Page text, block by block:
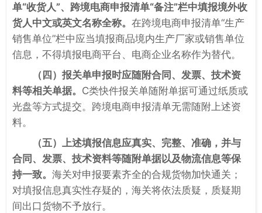
单“收货人”、跨境电商申报清单“备注”栏中填报境外收
货人中文或英文名称全称。 在跨境电商申报清单“生产
销售单位”栏中应当填报商品境内生产厂家或销售单位
信息，不得填报电商平台、电商企业名称作为替代。
（四）报关单申报时应随附合同、发票、技术资
料等相关单据。 C类快件报关单随附单据可通过纸质或
光盘等方式提交。跨境电商申报清单无需随附上述资
料。
（五）上述填报信息应真实、完整、准确，并与
合同、发票、技术资料等随附单据以及物流信息等保
持一致。 海关对申报要素齐全的合规货物加快通关；
对填报信息真实性存疑的，海关将依法质疑，质疑期
间出口货物不予放行。